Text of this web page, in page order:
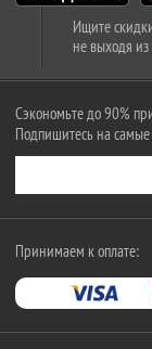
Ищите
не выходя из
Сэкономьте до 90%
Подпишитесь на
Принимаем к оплате: